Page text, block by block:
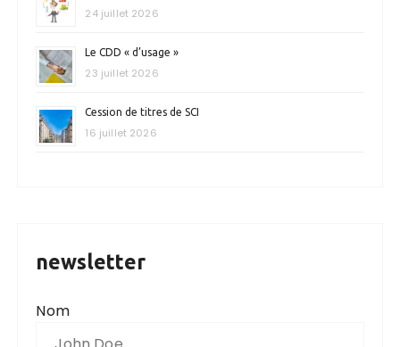
24 juillet 2026
Le CDD « d’usage »
23 juillet 2026
Cession de titres de SCI
16 juillet 2026
newsletter
Nom